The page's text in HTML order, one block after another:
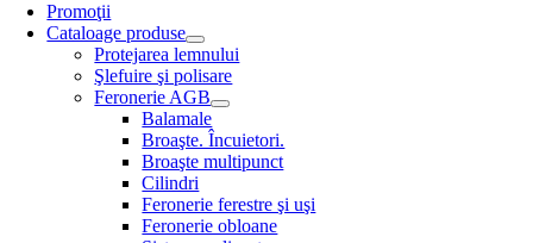
Promoţii
Cataloage produse
Protejarea lemnului
Şlefuire şi polisare
Feronerie AGB
Balamale
Broaşte. Încuietori.
Broaşte multipunct
Cilindri
Feronerie ferestre şi uşi
Feronerie obloane